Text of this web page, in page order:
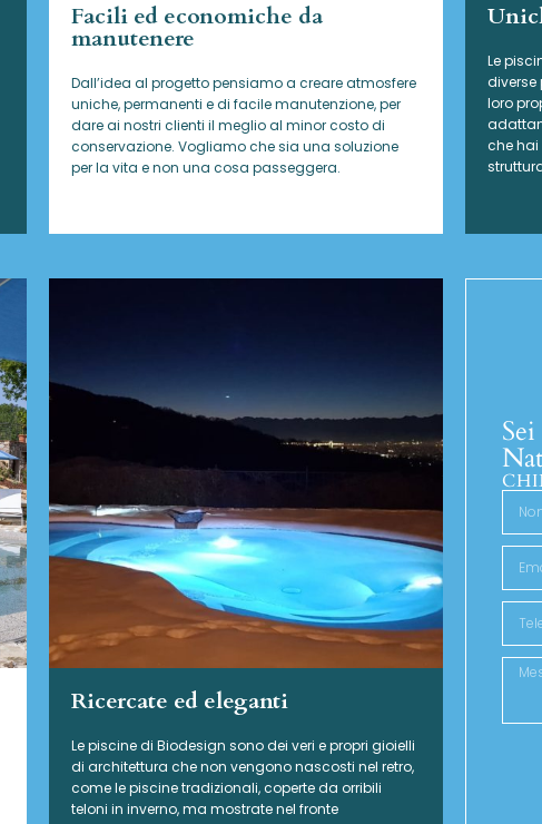
Facili ed economiche da
manutenere
Dall’idea al progetto pensiamo a creare atmosfere
uniche, permanenti e di facile manutenzione, per
dare ai nostri clienti il meglio al minor costo di
conservazione. Vogliamo che sia una soluzione
per la vita e non una cosa passeggera.
Le
diverse
loro
che hai
Ricercate ed eleganti
Le piscine di Biodesign sono dei veri e propri gioielli
di architettura che non vengono nascosti nel retro,
come le piscine tradizionali, coperte da orribili
teloni in inverno, ma mostrate nel fronte